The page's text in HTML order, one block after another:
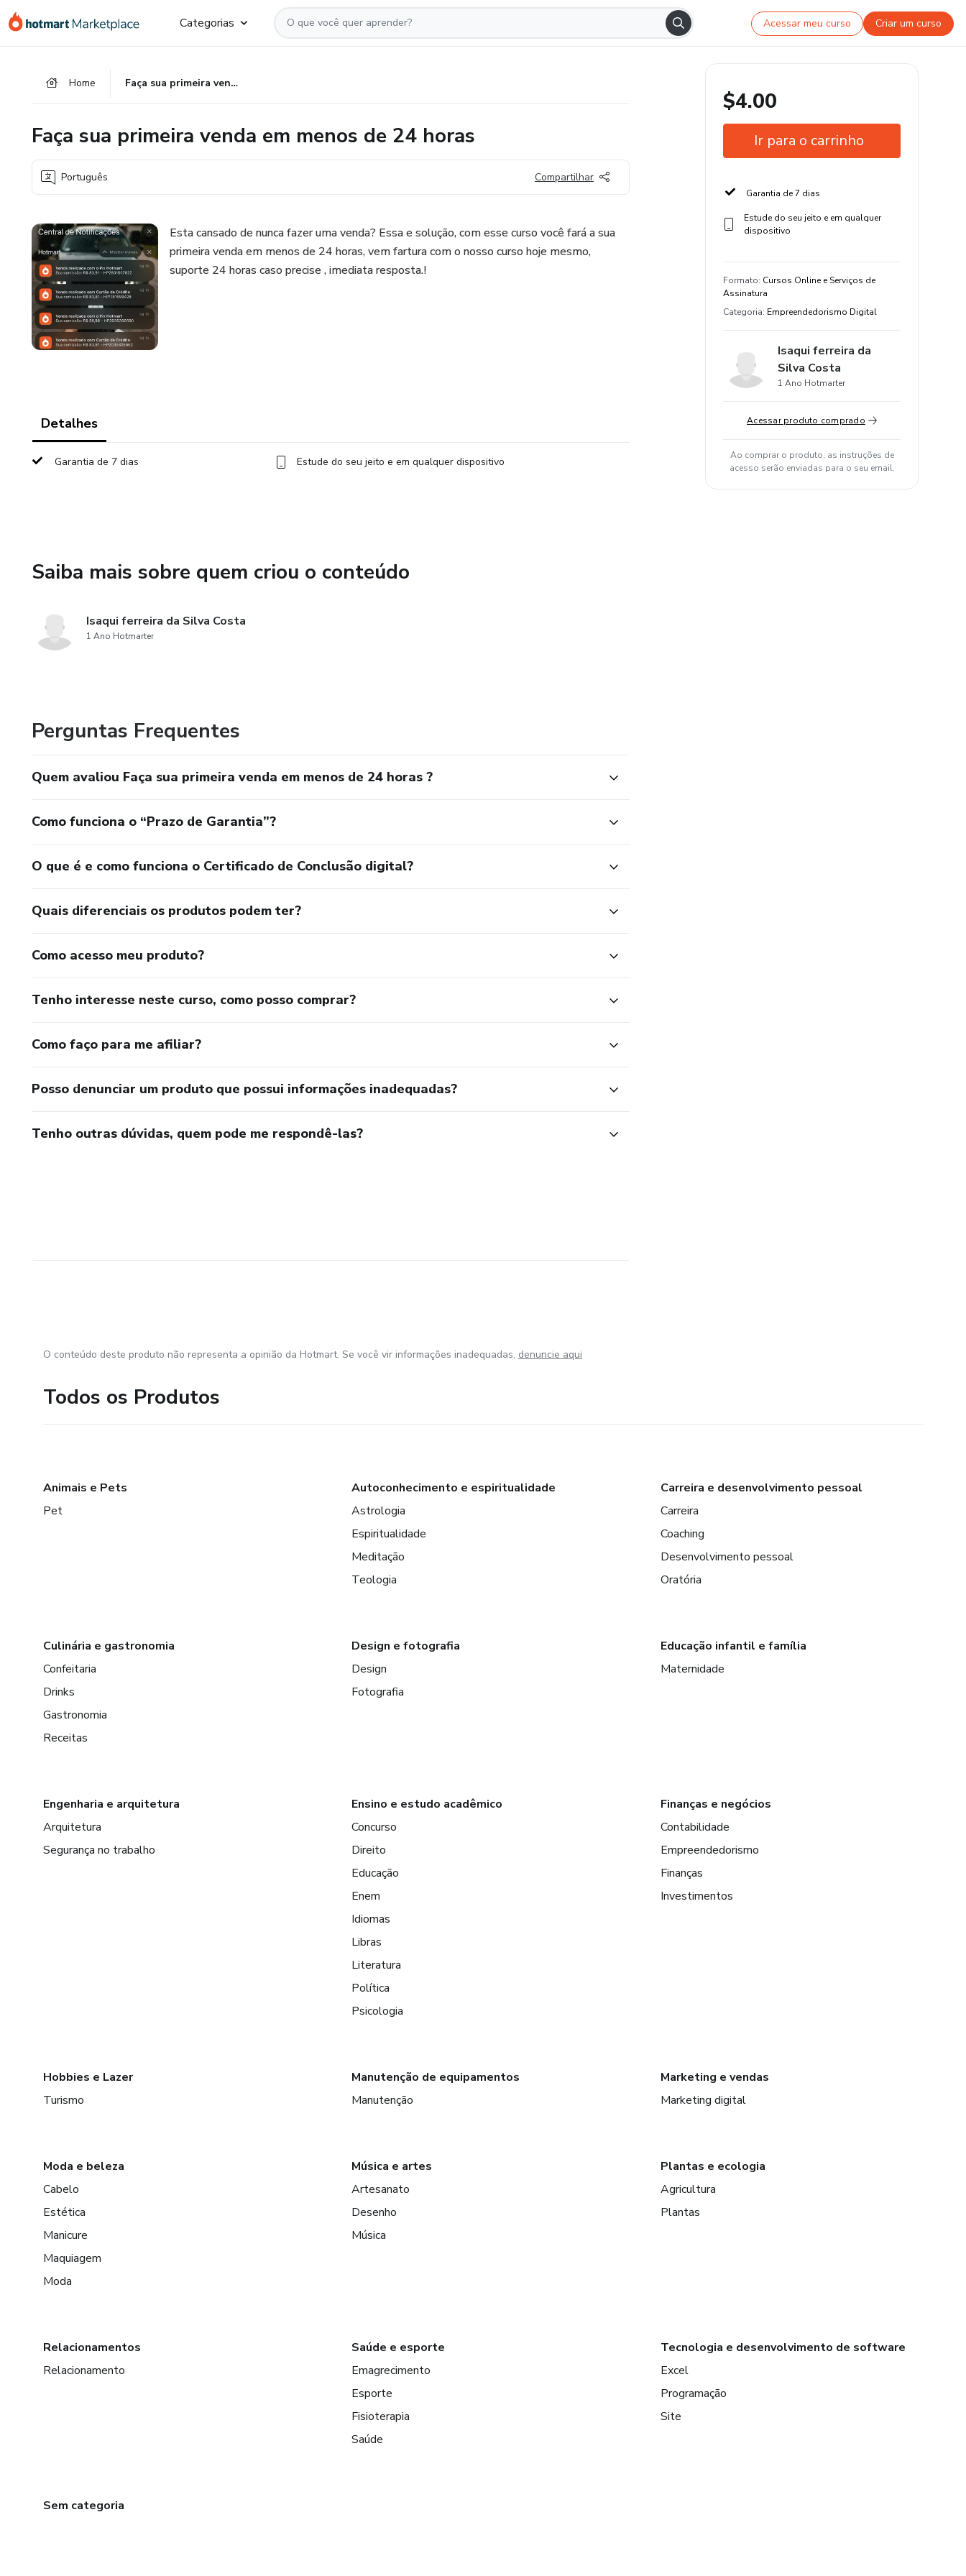
para
para
para
Categorias Acessar meu curso Criar um curso
Home Faça sua primeira venda em menos de 24 horas
Faça sua primeira venda em menos de 24 horas
Português Compartilhar
Esta cansado de nunca fazer uma venda? Essa e solução, com esse curso você fará a sua
primeira venda em menos de 24 horas, vem fartura com o nosso curso hoje mesmo,
suporte 24 horas caso precise , imediata resposta.!
Detalhes
Garantia de 7 dias Estude do seu jeito e em qualquer dispositivo
Saiba mais sobre quem criou o conteúdo
Isaqui ferreira da Silva Costa
1 Ano Hotmarter
Perguntas Frequentes
Quem avaliou Faça sua primeira venda em menos de 24 horas ?
Como funciona o “Prazo de Garantia”?
O que é e como funciona o Certificado de Conclusão digital?
Quais diferenciais os produtos podem ter?
Como acesso meu produto?
Tenho interesse neste curso, como posso comprar?
Como faço para me afiliar?
Posso denunciar um produto que possui informações inadequadas?
Tenho outras dúvidas, quem pode me respondê-las?
$4.00
Ir para o carrinho
Garantia de 7 dias
Estude do seu jeito e em qualquer
dispositivo
Formato: Cursos Online e Serviços de
Assinatura
Categoria: Empreendedorismo Digital
Isaqui ferreira da
Silva Costa
1 Ano Hotmarter
Acessar produto comprado
Ao comprar o produto, as instruções de
acesso serão enviadas para o seu email.
O conteúdo deste produto não representa a opinião da Hotmart. Se você vir informações inadequadas, denuncie aqui
Todos os Produtos
Animais e Pets
Pet
Autoconhecimento e espiritualidade
Astrologia
Espiritualidade
Meditação
Teologia
Carreira e desenvolvimento pessoal
Carreira
Coaching
Desenvolvimento pessoal
Oratória
Culinária e gastronomia
Confeitaria
Drinks
Gastronomia
Receitas
Design e fotografia
Design
Fotografia
Educação infantil e família
Maternidade
Engenharia e arquitetura
Arquitetura
Segurança no trabalho
Ensino e estudo acadêmico
Concurso
Direito
Educação
Enem
Idiomas
Libras
Literatura
Política
Psicologia
Finanças e negócios
Contabilidade
Empreendedorismo
Finanças
Investimentos
Hobbies e Lazer
Turismo
Manutenção de equipamentos
Manutenção
Marketing e vendas
Marketing digital
Moda e beleza
Cabelo
Estética
Manicure
Maquiagem
Moda
Música e artes
Artesanato
Desenho
Música
Plantas e ecologia
Agricultura
Plantas
Relacionamentos
Relacionamento
Saúde e esporte
Emagrecimento
Esporte
Fisioterapia
Saúde
Tecnologia e desenvolvimento de software
Excel
Programação
Site
Sem categoria